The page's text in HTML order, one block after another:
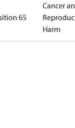
65
Cancer
Harm